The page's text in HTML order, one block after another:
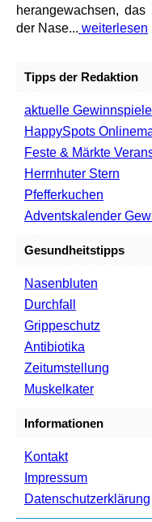
herangewachsen,
der Nase... weiterlesen
Tipps der Redaktion
aktuelle Gewinnspiele
HappySpots
Feste & Märkte
Herrnhuter Stern
Pfefferkuchen
Adventskalender
Gesundheitstipps
Nasenbluten
Durchfall
Grippeschutz
Antibiotika
Zeitumstellung
Muskelkater
Informationen
Kontakt
Impressum
Datenschutzerklärung